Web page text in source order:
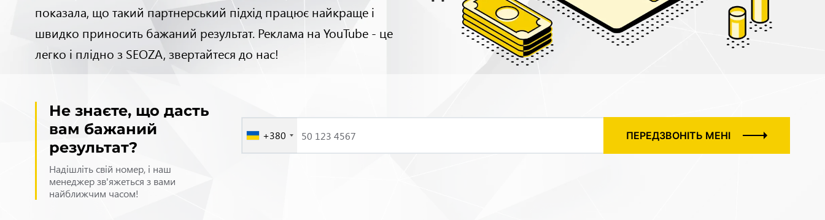
показала, що такий партнерський підхід працює найкраще і
швидко приносить бажаний результат. Реклама на YouTube - це
легко і плідно з SEOZA, звертайтеся до нас!
Не знаєте, що дасть
вам бажаний
результат?
Надішліть свій номер, і наш
менеджер зв'яжеться з вами
найближчим часом!
+380 ПЕРЕДЗВОНІТЬ МЕНІ